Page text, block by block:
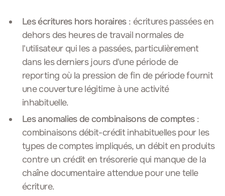
Les écritures hors horaires: écritures passées en
dehors des heures de travail normales de
l'utilisateur qui les a passées, particulièrement
dans les derniers jours d'une période de
reporting où la pression de fin de période fournit
une couverture légitime à une activité
inhabituelle.
Les anomalies de combinaisons de comptes:
combinaisons débit-crédit inhabituelles pour les
types de comptes impliqués, un débit en produits
contre un crédit en trésorerie qui manque de la
chaîne documentaire attendue pour une telle
écriture.